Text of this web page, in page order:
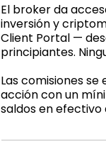
El broker da
inversión y
Client Portal —
principiantes.
Las comisiones
acción con un
saldos en efectivo